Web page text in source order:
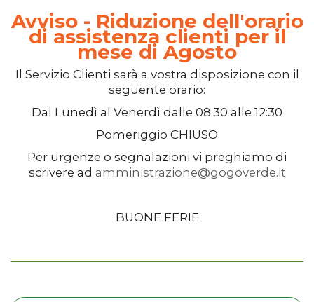
Avviso - Riduzione dell'orario
di assistenza clienti per il
mese di Agosto
Il Servizio Clienti sarà a vostra disposizione con il
seguente orario:
Dal Lunedì al Venerdì dalle 08:30 alle 12:30
Pomeriggio CHIUSO
Per urgenze o segnalazioni vi preghiamo di
scrivere ad amministrazione@gogoverde.it
BUONE FERIE